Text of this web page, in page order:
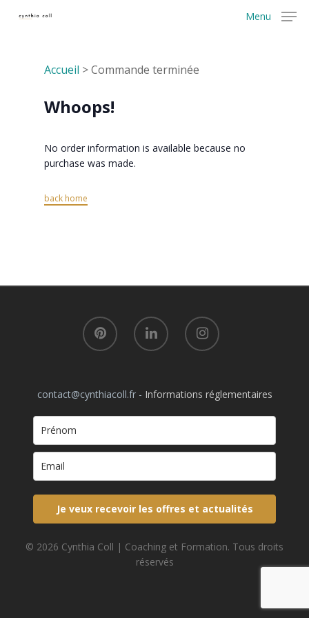
Menu
Accueil >Commande terminée
Whoops!
No order information is available because no
purchase was made.
back home
contact@cynthiacoll.fr - Informations réglementaires
Je veux recevoir les offres et actualités
© 2026 Cynthia Coll | Coaching et Formation. Tous droits
réservés
Témoignages
Contact